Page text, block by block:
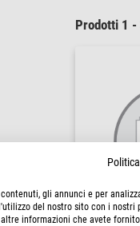
Prodotti 1 -
gli annunci e per
del nostro sito con i nostri
informazioni che avete